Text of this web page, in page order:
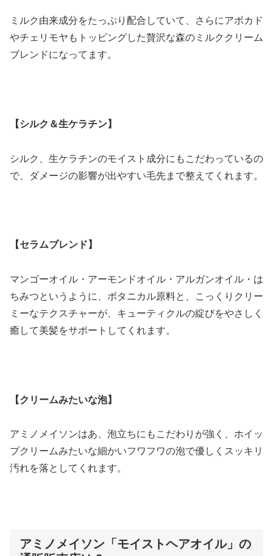
ミルク由来成分をたっぷり配合していて、さらにアボカド
やチェリモヤもトッピングした贅沢な森のミルククリーム
ブレンドになってます。
【シルク＆生ケラチン】
シルク、生ケラチンのモイスト成分にもこだわっているの
で、ダメージの影響が出やすい毛先まで整えてくれます。
【セラムブレンド】
マンゴーオイル・アーモンドオイル・アルガンオイル・は
ちみつというように、ボタニカル原料と、こっくりクリー
ミーなテクスチャーが、キューティクルの綻びをやさしく
癒して美髪をサポートしてくれます。
【クリームみたいな泡】
アミノメイソンはあ、泡立ちにもこだわりが強く、ホイッ
プクリームみたいな細かいフワフワの泡で優しくスッキリ
汚れを落としてくれます。
アミノメイソン「モイストヘアオイル」の